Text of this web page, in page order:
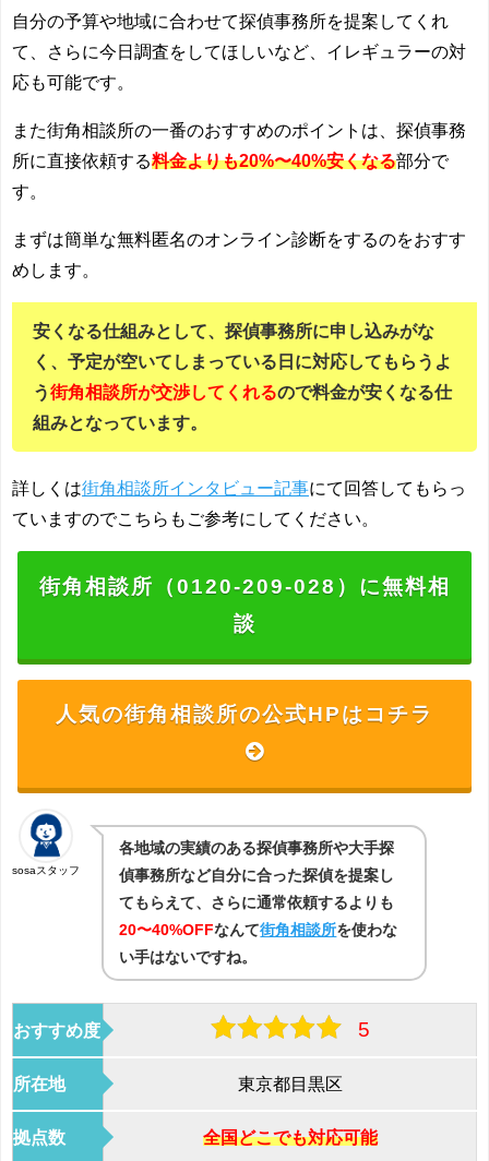
自分の予算や地域に合わせて探偵事務所を提案してくれ
て、さらに今日調査をしてほしいなど、イレギュラーの対
応も可能です。
また街角相談所の一番のおすすめのポイントは、探偵事務
所に直接依頼する料金よりも20%〜40%安くなる部分で
す。
まずは簡単な無料匿名のオンライン診断をするのをおすす
めします。
安くなる仕組みとして、探偵事務所に申し込みがな
く、予定が空いてしまっている日に対応してもらうよ
う街角相談所が交渉してくれるので料金が安くなる仕
組みとなっています。
詳しくは街角相談所インタビュー記事にて回答してもらっ
ていますのでこちらもご参考にしてください。
街角相談所（0120-209-028）に無料相
談
人気の街角相談所の公式HPはコチラ
sosaスタッフ
各地域の実績のある探偵事務所や大手探
偵事務所など自分に合った探偵を提案し
てもらえて、さらに通常依頼するよりも
20〜40%OFFなんて街角相談所を使わな
い手はないですね。
おすすめ度 5
所在地 東京都目黒区
拠点数 全国どこでも対応可能